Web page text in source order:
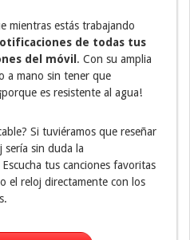
mientras estás trabajando
de todas tus
del móvil . Con su amplia
a mano sin tener que
es resistente al agua!
Si tuviéramos que reseñar
sin duda la
Escucha tus canciones favoritas
el reloj directamente con los